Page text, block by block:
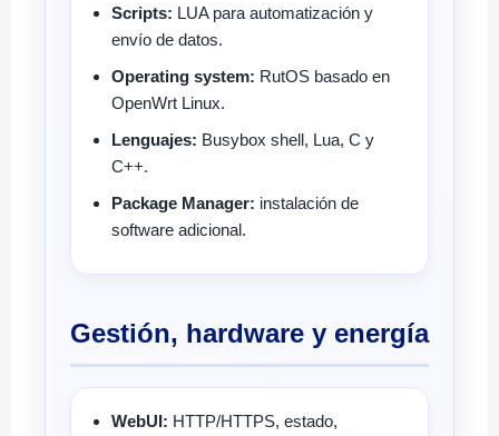
Scripts: LUA para automatización y
envío de datos.
Operating system: RutOS basado en
OpenWrt Linux.
Lenguajes: Busybox shell, Lua, C y
C++.
Package Manager: instalación de
software adicional.
Gestión, hardware y energía
WebUI: HTTP/HTTPS, estado,